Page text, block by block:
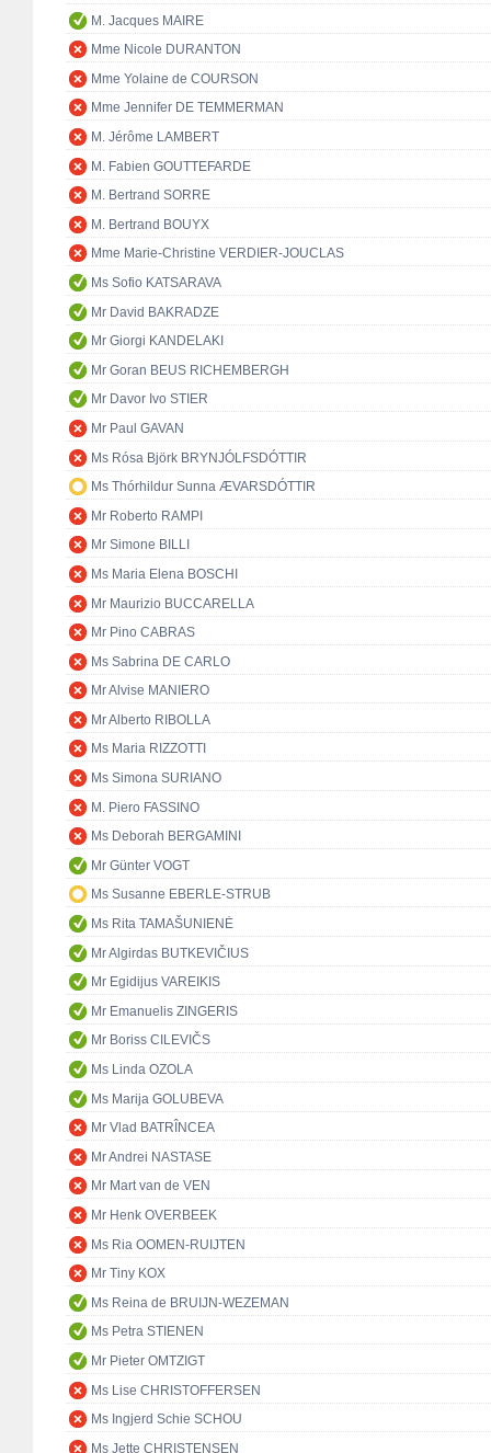
M. Jacques MAIRE
Mme Nicole DURANTON
Mme Yolaine de COURSON
Mme Jennifer DE TEMMERMAN
M. Jérôme LAMBERT
M. Fabien GOUTTEFARDE
M. Bertrand SORRE
M. Bertrand BOUYX
Mme Marie-Christine VERDIER-JOUCLAS
Ms Sofio KATSARAVA
Mr David BAKRADZE
Mr Giorgi KANDELAKI
Mr Goran BEUS RICHEMBERGH
Mr Davor Ivo STIER
Mr Paul GAVAN
Ms Rósa Björk BRYNJÓLFSDÓTTIR
Ms Thórhildur Sunna ÆVARSDÓTTIR
Mr Roberto RAMPI
Mr Simone BILLI
Ms Maria Elena BOSCHI
Mr Maurizio BUCCARELLA
Mr Pino CABRAS
Ms Sabrina DE CARLO
Mr Alvise MANIERO
Mr Alberto RIBOLLA
Ms Maria RIZZOTTI
Ms Simona SURIANO
M. Piero FASSINO
Ms Deborah BERGAMINI
Mr Günter VOGT
Ms Susanne EBERLE-STRUB
Ms Rita TAMAŠUNIENĖ
Mr Algirdas BUTKEVIČIUS
Mr Egidijus VAREIKIS
Mr Emanuelis ZINGERIS
Mr Boriss CILEVIČS
Ms Linda OZOLA
Ms Marija GOLUBEVA
Mr Vlad BATRÎNCEA
Mr Andrei NASTASE
Mr Mart van de VEN
Mr Henk OVERBEEK
Ms Ria OOMEN-RUIJTEN
Mr Tiny KOX
Ms Reina de BRUIJN-WEZEMAN
Ms Petra STIENEN
Mr Pieter OMTZIGT
Ms Lise CHRISTOFFERSEN
Ms Ingjerd Schie SCHOU
Ms Jette CHRISTENSEN